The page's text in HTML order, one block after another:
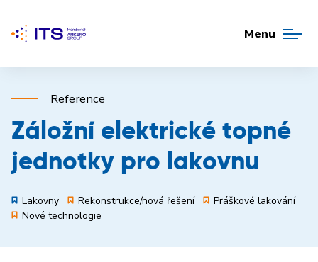
Menu
Reference
Záložní elektrické topné
jednotky pro lakovnu
Lakovny Rekonstrukce/nová řešení
Práškové lakování
Nové technologie